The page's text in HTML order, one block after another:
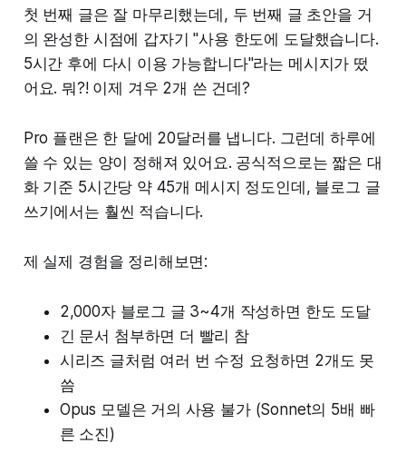
첫 번째 글은 잘 마무리했는데, 두 번째 글 초안을 거
의 완성한 시점에 갑자기 "사용 한도에 도달했습니다.
5시간 후에 다시 이용 가능합니다"라는 메시지가 떴
어요. 뭐?! 이제 겨우 2개 쓴 건데?
Pro 플랜은 한 달에 20달러를 냅니다. 그런데 하루에
쓸 수 있는 양이 정해져 있어요. 공식적으로는 짧은 대
화 기준 5시간당 약 45개 메시지 정도인데, 블로그 글
쓰기에서는 훨씬 적습니다.
제 실제 경험을 정리해보면:
2,000자 블로그 글 3~4개 작성하면 한도 도달
긴 문서 첨부하면 더 빨리 참
시리즈 글처럼 여러 번 수정 요청하면 2개도 못
씀
Opus 모델은 거의 사용 불가 (Sonnet의 5배 빠
른 소진)